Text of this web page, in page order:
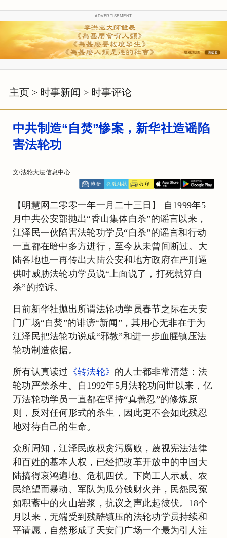
ADVERTISEMENT
主页 > 时事新闻 > 时事评论
中共制造“自焚”惨案，新华社造谣陷
害法轮功
文/法轮大法信息中心
【明慧网二零零一年一月二十三日】 自1999年5
月中共公安部抛出“香山集体自杀”的谣言以来，
江泽民一伙陷害法轮功学员“自杀”的谣言和行动
一直都在暗中多方进行，至今从未曾间断过。大
陆各地也一再传出大陆公安和地方政府在严刑逼
供时威胁法轮功学员说“上面说了，打死就算自
杀”的控诉。
日前新华社抛出所谓法轮功学员春节之际在天安
门广场“自焚”的诽谤“新闻”，其用心无非在于为
江泽民把法轮功说成“邪教”和进一步血腥镇压法
轮功制造依据。
所有认真读过 《转法轮》 的人士都非常清楚：法
轮功严禁杀生。自1992年5月法轮功问世以来，亿
万法轮功学员一直都在坚持“真善忍”的修炼原
则，反对任何形式的杀生，因此更不会如此残忍
地对待自己的生命。
众所周知，江泽民政权贪污腐败，蔑视宪法法律
和百姓的基本人权，已经把改革开放中的中国大
陆搞得哀鸿遍地、危机四伏。下岗工人示威、农
民绝望而暴动、军队为瓜分钱财火并，民怨民冤
如积蓄中的火山岩浆，抗议之声此起彼伏。18个
月以来，无端受到残酷镇压的法轮功学员持续和
平请愿，自然形成了天安门广场一个最为引人注